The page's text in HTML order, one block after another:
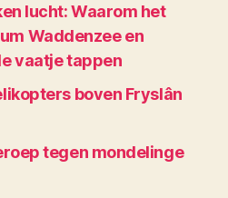
lucht: Waarom het
Waddenzee en
vaatje tappen
boven Fryslân
tegen mondelinge